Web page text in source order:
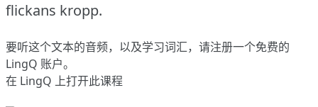
flickans kropp.
要听这个文本的音频，以及学习词汇，请注册一个免费的
LingQ 账户。
在 LingQ 上打开此课程